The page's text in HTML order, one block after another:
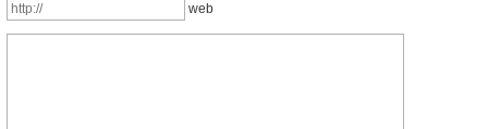
web